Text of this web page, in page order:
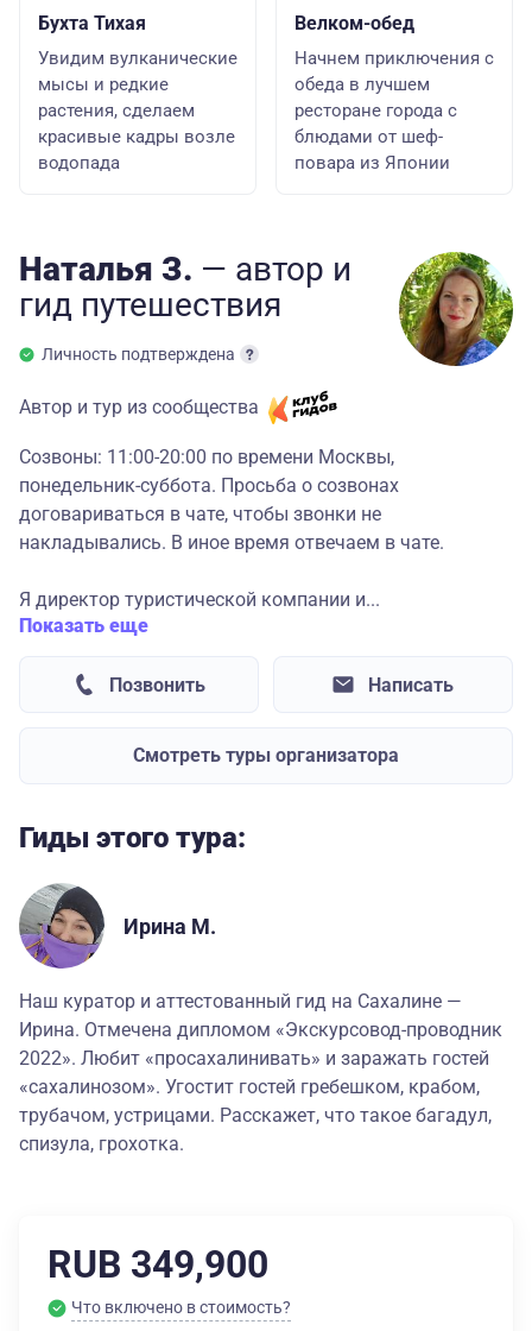
Бухта Тихая
Увидим вулканические
мысы и редкие
растения, сделаем
красивые кадры возле
водопада
Велком-обед
Начнем приключения с
обеда в лучшем
ресторане города с
блюдами от шеф-
повара из Японии
Наталья З. — автор и
гид путешествия
Личность подтверждена
Автор и тур из сообщества
Созвоны: 11:00-20:00 по времени Москвы,
понедельник-суббота. Просьба о созвонах
договариваться в чате, чтобы звонки не
накладывались. В иное время отвечаем в чате.
Я директор туристической компании и...
Показать еще
Позвонить Написать
Смотреть туры организатора
Гиды этого тура:
Ирина М.
Наш куратор и аттестованный гид на Сахалине —
Ирина. Отмечена дипломом «Экскурсовод-проводник
2022». Любит «просахалинивать» и заражать гостей
«сахалинозом». Угостит гостей гребешком, крабом,
трубачом, устрицами. Расскажет, что такое багадул,
спизула, грохотка.
RUB 349,900
Что включено в стоимость?